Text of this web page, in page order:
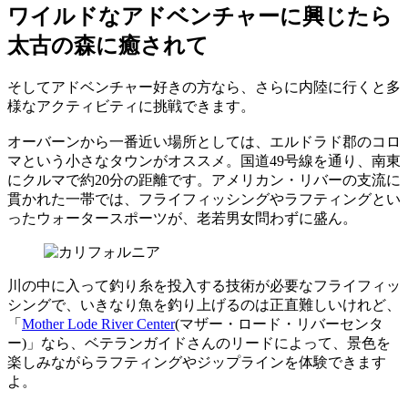
ワイルドなアドベンチャーに興じたら
太古の森に癒されて
そしてアドベンチャー好きの方なら、さらに内陸に行くと多
様なアクティビティに挑戦できます。
オーバーンから一番近い場所としては、エルドラド郡のコロ
マという小さなタウンがオススメ。国道49号線を通り、南東
にクルマで約20分の距離です。アメリカン・リバーの支流に
貫かれた一帯では、フライフィッシングやラフティングとい
ったウォータースポーツが、老若男女問わずに盛ん。
川の中に入って釣り糸を投入する技術が必要なフライフィッ
シングで、いきなり魚を釣り上げるのは正直難しいけれど、
「 Mother Lode River Center(マザー・ロード・リバーセンタ
ー)」なら、ベテランガイドさんのリードによって、景色を
楽しみながらラフティングやジップラインを体験できます
よ。